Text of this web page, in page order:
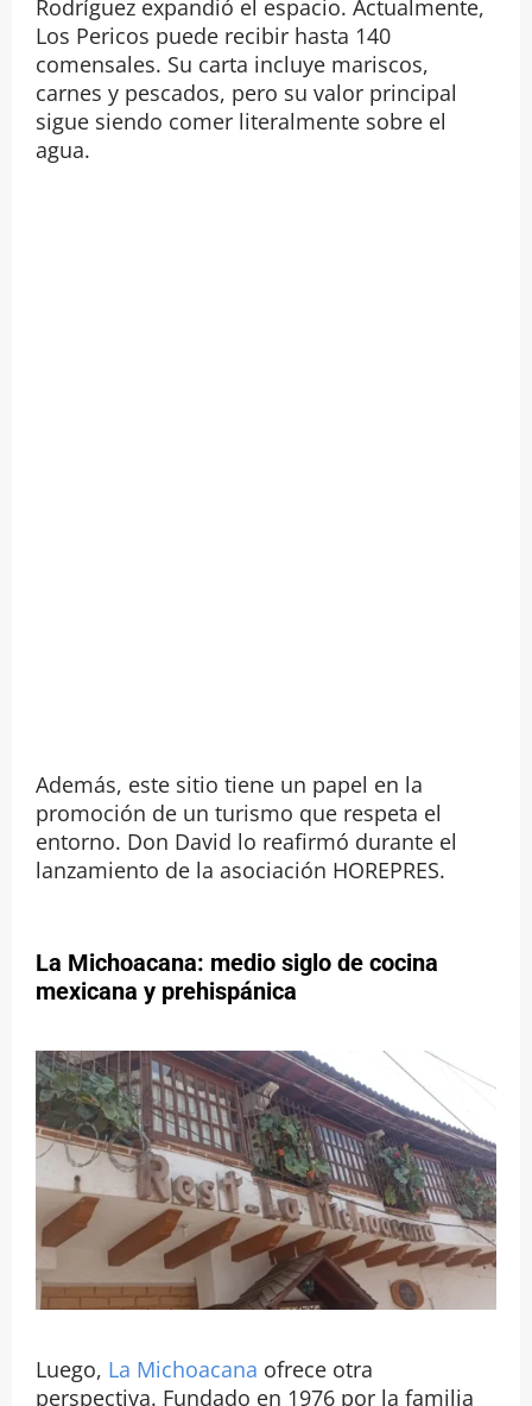
Rodríguez expandió el espacio. Actualmente,
Los Pericos puede recibir hasta 140
comensales. Su carta incluye mariscos,
carnes y pescados, pero su valor principal
sigue siendo comer literalmente sobre el
agua.
Además, este sitio tiene un papel en la
promoción de un turismo que respeta el
entorno. Don David lo reafirmó durante el
lanzamiento de la asociación HOREPRES.
La Michoacana: medio siglo de cocina
mexicana y prehispánica
Luego, La Michoacana ofrece otra
perspectiva. Fundado en 1976 por la familia